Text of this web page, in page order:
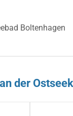
"Ferienwohnungen"
Boltenhagen
der